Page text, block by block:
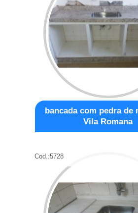
bancada com pedra de
Vila Romana
Cod.:5728